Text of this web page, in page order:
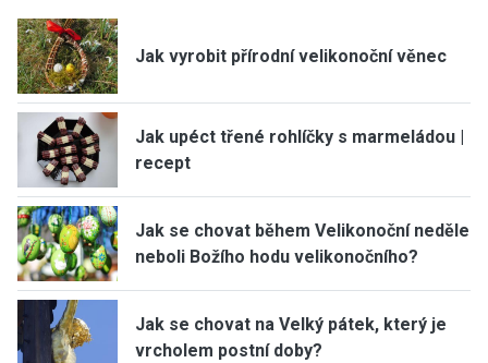
Jak vyrobit přírodní velikonoční věnec
Jak upéct třené rohlíčky s marmeládou |
recept
Jak se chovat během Velikonoční neděle
neboli Božího hodu velikonočního?
Jak se chovat na Velký pátek, který je
vrcholem postní doby?